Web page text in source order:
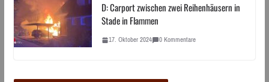
D: Carport zwischen zwei Reihenhäusern in
Stade in Flammen
17. Oktober 2024 0 Kommentare